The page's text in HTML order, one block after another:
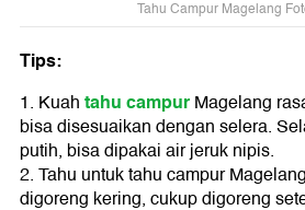
Tahu Campur Magelang
Tips:
1. Kuahtahu campurMagelang
bisa disesuaikan dengan selera.
putih, bisa dipakai air jeruk nipis.
2. Tahu untuk tahu campur
digoreng kering, cukup digoreng